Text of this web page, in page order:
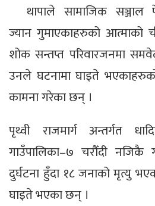
थापाले सामाजिक सञ्जाल
ज्यान गुमाएकाहरुको आत्माको
शोक सन्तप्त परिवारजनमा
उनले घटनामा घाइते
कामना गरेका छन् ।
पृथ्वी राजमार्ग अन्तर्गत
गाउँपालिका–७ चरौँदी नजिकै
दुर्घटना हुँदा १८ जनाको मृत्यु
घाइते भएका छन् ।